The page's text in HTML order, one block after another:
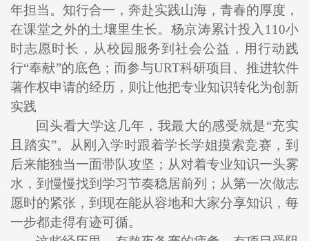
年担当。知行合一，奔赴实践山海，青春的厚度，
在课堂之外的土壤里生长。杨京涛累计投入110小
时志愿时长，从校园服务到社会公益，用行动践
行“奉献”的底色；而参与URT科研项目、推进软件
著作权申请的经历，则让他把专业知识转化为创新
实践
回头看大学这几年，我最大的感受就是“充实
且踏实”。从刚入学时跟着学长学姐摸索竞赛，到
后来能独当一面带队攻坚；从对着专业知识一头雾
水，到慢慢找到学习节奏稳居前列；从第一次做志
愿时的紧张，到现在能从容地和大家分享知识，每
一步都走得有迹可循。